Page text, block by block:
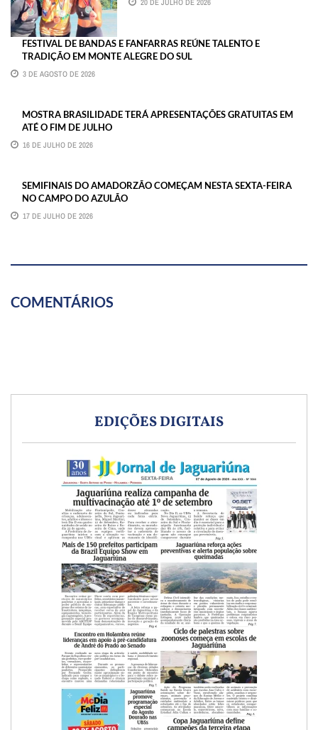
20 DE JULHO DE 2026
FESTIVAL DE BANDAS E FANFARRAS REÚNE TALENTO E
TRADIÇÃO EM MONTE ALEGRE DO SUL
3 DE AGOSTO DE 2026
MOSTRA BRASILIDADE TERÁ APRESENTAÇÕES GRATUITAS EM
ATÉ O FIM DE JULHO
16 DE JULHO DE 2026
SEMIFINAIS DO AMADORZÃO COMEÇAM NESTA SEXTA-FEIRA
NO CAMPO DO AZULÃO
17 DE JULHO DE 2026
COMENTÁRIOS
EDIÇÕES DIGITAIS